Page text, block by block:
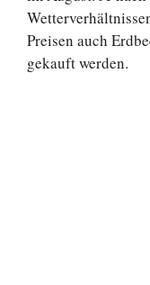
Preisen auch
gekauft werden.